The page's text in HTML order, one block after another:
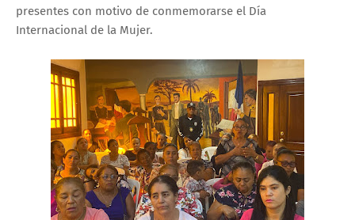
presentes con motivo de conmemorarse el Día
Internacional de la Mujer.